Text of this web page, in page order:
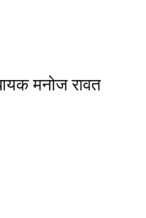
मनोज रावत